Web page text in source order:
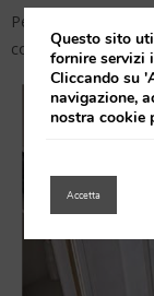
Per una
con apertura (cod.
Questo sito
fornire servizi
Cliccando su
navigazione,
nostra cookie
Accetta